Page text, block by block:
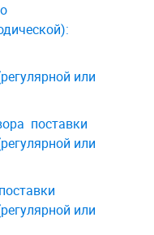
или
поставки
или
или